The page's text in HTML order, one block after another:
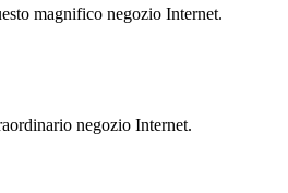
magnifico negozio Internet.
negozio Internet.